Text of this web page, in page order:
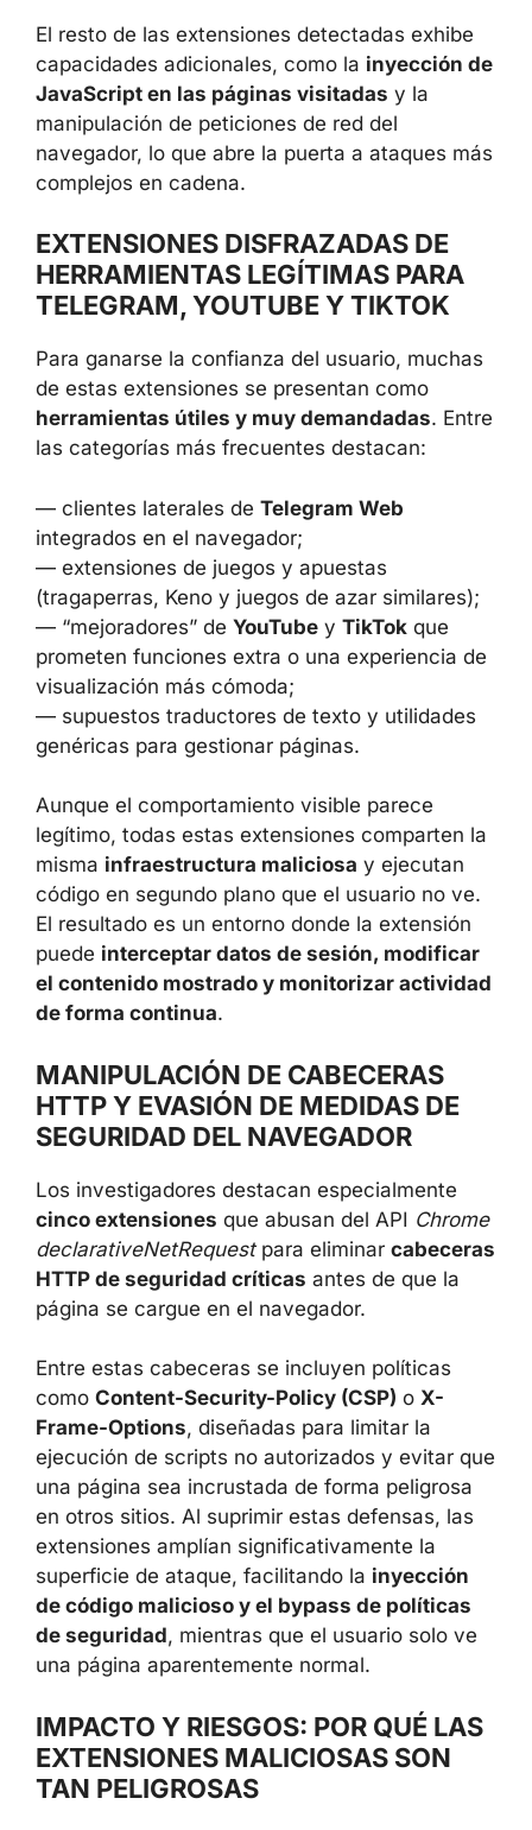
infección o realizar fraudes;
— lanzar campañas de publicidad agresiva y
malvertising.
El resto de las extensiones detectadas exhibe
capacidades adicionales, como la
manipulación de peticiones de red del
navegador, lo que abre la puerta a ataques
más complejos en cadena.
EXTENSIONES DISFRAZADAS DE
HERRAMIENTAS LEGÍTIMAS PARA
TELEGRAM, YOUTUBE Y TIKTOK
muchas de estas extensiones se presentan
comoherramientas útiles y muy
demandadas. Entre las categorías más
frecuentes destacan:
— clientes laterales deTelegram Web
integrados en el navegador;
— extensiones de juegos y apuestas
(tragaperras, Keno y juegos de azar
— “mejoradores” deYouTubeyTikTokque
prometen funciones extra o una experiencia
de visualización más cómoda;
— supuestos traductores de texto y utilidades
genéricas para gestionar páginas.
Aunque el comportamiento visible parece
legítimo, todas estas extensiones comparten
ejecutan código en segundo plano que el
usuario no ve. El resultado es un entorno
donde la extensión puedeinterceptar datos
y monitorizar actividad de forma continua.
MANIPULACIÓN DE CABECERAS
HTTP Y EVASIÓN DE MEDIDAS DE
SEGURIDAD DEL NAVEGADOR
Los investigadores destacan especialmente
cinco extensionesque abusan del API
Chrome declarativeNetRequestpara eliminar
cabeceras HTTP de seguridad críticasantes
de que la página se cargue en el navegador.
Entre estas cabeceras se incluyen políticas
comoContent-Security-Policy (CSP)oX-
Frame-Options, diseñadas para limitar la
ejecución de scripts no autorizados y evitar
que una página sea incrustada de forma
defensas, las extensiones amplían
significativamente la superficie de ataque,
facilitando lainyección de código malicioso